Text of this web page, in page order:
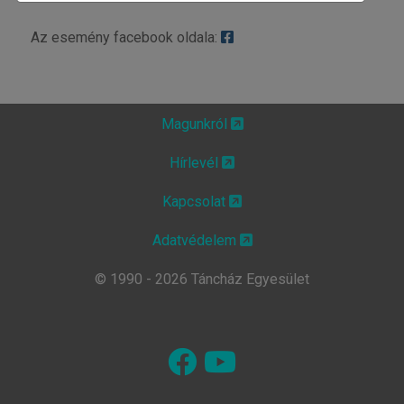
Az esemény facebook oldala:
Magunkról
Hírlevél
Kapcsolat
Adatvédelem
© 1990 - 2026 Táncház Egyesület